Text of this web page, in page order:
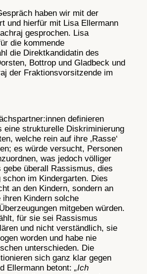
haben wir mit der
und hierfür mit Lisa Ellermann
gesprochen. Lisa
die kommende
die Direktkandidatin des
Bottrop und Gladbeck und
der Fraktionsvorsitzende im
definieren
eine strukturelle Diskriminierung
welche rein auf ihre ‚Rasse‘
es würde versucht, Personen
was jedoch völliger
gebe überall Rassismus, dies
schon im Kindergarten. Dies
an den Kindern, sondern an
ihren Kindern solche
mitgeben würden.
für sie sei Rassismus
und nicht verständlich, sie
worden und habe nie
unterschieden. Die
sich ganz klar gegen
Ellermann betont: „Ich